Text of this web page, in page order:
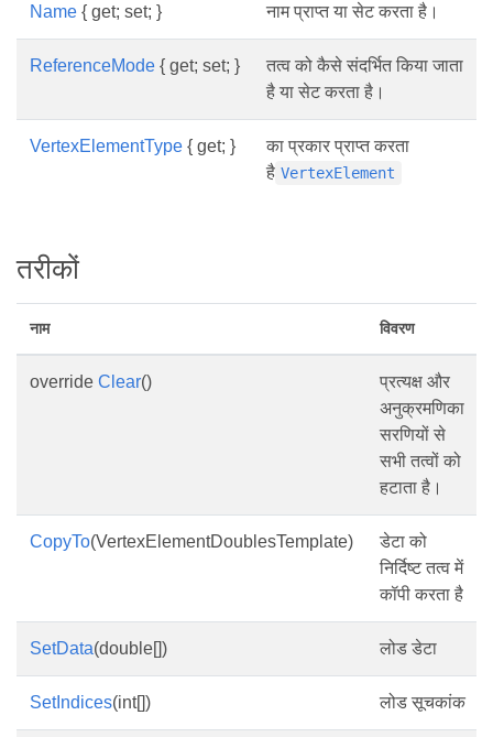
Name { get; set; } नाम प्राप्त या सेट करता है।
ReferenceMode { get; set; }
तत्व को कैसे संदर्भित किया जाता
है या सेट करता है।
VertexElementType { get; }
का प्रकार प्राप्त करता
है VertexElement
तरीकों
नाम विवरण
override Clear()
प्रत्यक्ष और
अनुक्रमणिका
सरणियों से
सभी तत्वों को
हटाता है।
CopyTo(VertexElementDoublesTemplate)
डेटा को
निर्दिष्ट तत्व में
कॉपी करता है
SetData(double[]) लोड डेटा
SetIndices(int[]) लोड सूचकांक